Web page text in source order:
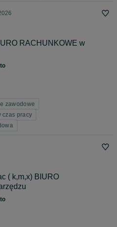
zawodowe
czas pracy
( k,m,x) BIURO